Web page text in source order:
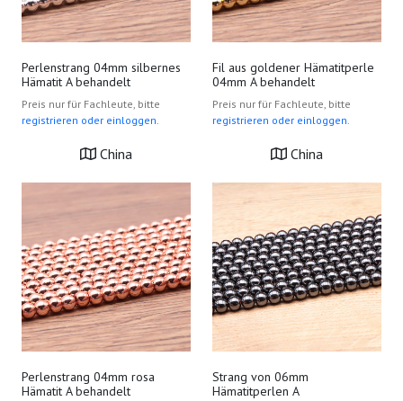
Perlenstrang 04mm silbernes
Hämatit A behandelt
Preis nur für Fachleute, bitte
registrieren oder einloggen.
China
Fil aus goldener Hämatitperle
04mm A behandelt
Preis nur für Fachleute, bitte
registrieren oder einloggen.
China
Perlenstrang 04mm rosa
Hämatit A behandelt
Strang von 06mm
Hämatitperlen A